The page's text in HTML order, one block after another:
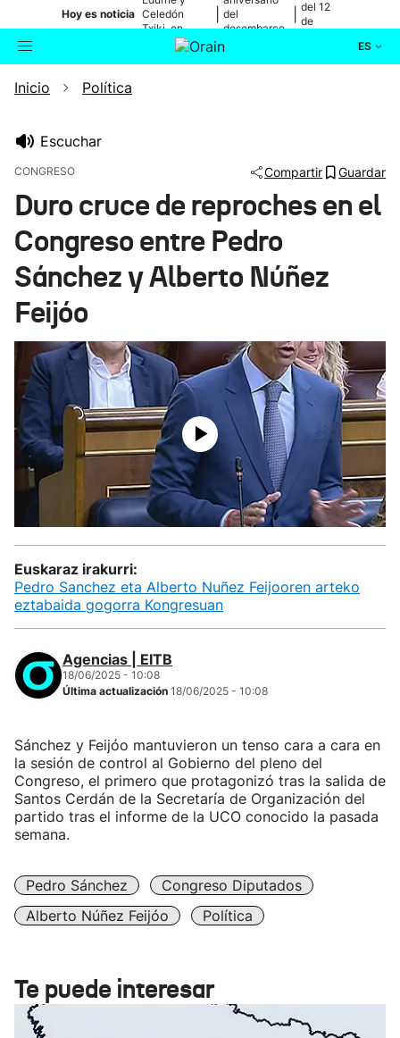
Hoy es noticia Celedón
Txiki, en
directo
del
desembarco
de Elkano
del 12
de
ES
Buscador
Ikusmiran
Eguraldia
Inicio Política
Escuchar
CONGRESO Compartir Guardar
Duro cruce de reproches en el
Congreso entre Pedro
Sánchez y Alberto Núñez
Feijóo
Euskaraz irakurri:
Pedro Sanchez eta Alberto Nuñez Feijooren arteko
eztabaida gogorra Kongresuan
Agencias | EITB
18/06/2025 - 10:08
Última actualización 18/06/2025 - 10:08
Sánchez y Feijóo mantuvieron un tenso cara a cara en
la sesión de control al Gobierno del pleno del
Congreso, el primero que protagonizó tras la salida de
Santos Cerdán de la Secretaría de Organización del
partido tras el informe de la UCO conocido la pasada
semana.
Pedro Sánchez
Congreso Diputados
Alberto Núñez Feijóo
Política
Te puede interesar